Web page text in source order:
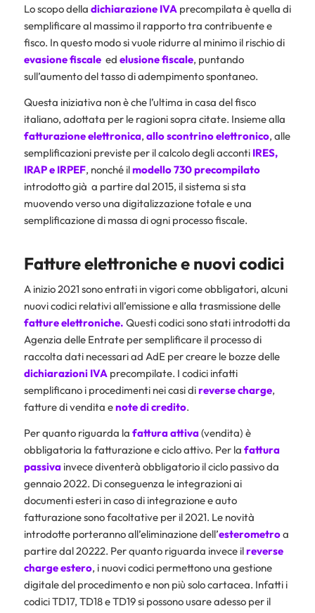
Lo scopo della dichiarazione IVA precompilata è quella di
semplificare al massimo il rapporto tra contribuente e
fisco. In questo modo si vuole ridurre al minimo il rischio di
evasione fiscale ed elusione fiscale, puntando
sull’aumento del tasso di adempimento spontaneo.
Questa iniziativa non è che l’ultima in casa del fisco
italiano, adottata per le ragioni sopra citate. Insieme alla
fatturazione elettronica, alloscontrino elettronico, alle
semplificazioni previste per il calcolo degli acconti IRES,
IRAPe IRPEF, nonché ilmodello 730 precompilato
introdotto già a partire dal 2015, il sistema si sta
muovendo verso una digitalizzazione totale e una
semplificazione di massa di ogni processo fiscale.
Fatture elettroniche e nuovi codici
A inizio 2021 sono entrati in vigori come obbligatori, alcuni
nuovi codici relativi all’emissione e alla trasmissione delle
fatture elettroniche. Questi codici sono stati introdotti da
Agenzia delle Entrate per semplificare il processo di
raccolta dati necessari ad AdE per creare le bozze delle
dichiarazioni IVA precompilate. I codici infatti
semplificano i procedimenti nei casi direverse charge,
fatture di vendita enote di credito.
Per quanto riguarda la fattura attiva(vendita) è
obbligatoria la fatturazione e ciclo attivo. Per la fattura
passivainvece diventerà obbligatorio il ciclo passivo da
gennaio 2022. Di conseguenza le integrazioni ai
documenti esteri in caso di integrazione e auto
fatturazione sono facoltative per il 2021. Le novità
introdotte porteranno all’eliminazione dell’esterometroa
partire dal 20222. Per quanto riguarda invece ilreverse
charge estero, i nuovi codici permettono una gestione
digitale del procedimento e non più solo cartacea. Infatti i
codici TD17, TD18 e TD19 si possono usare adesso per il